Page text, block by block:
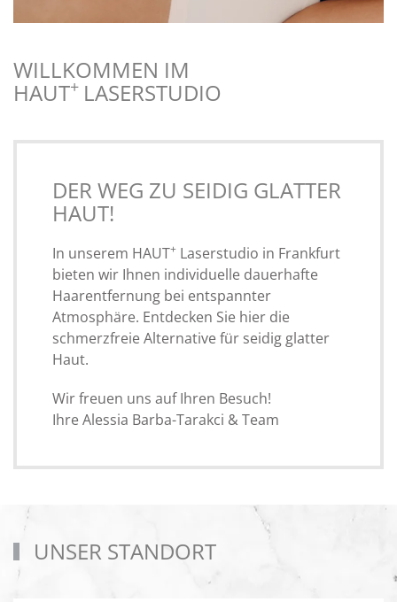
WILLKOMMEN IM
HAUT+ LASERSTUDIO
DER WEG ZU SEIDIG GLATTER
HAUT!
In unserem HAUT+ Laserstudio in Frankfurt
bieten wir Ihnen individuelle dauerhafte
Haarentfernung bei entspannter
Atmosphäre. Entdecken Sie hier die
schmerzfreie Alternative für seidig glatter
Haut.
Wir freuen uns auf Ihren Besuch!
Ihre Alessia Barba-Tarakci & Team
UNSER STANDORT